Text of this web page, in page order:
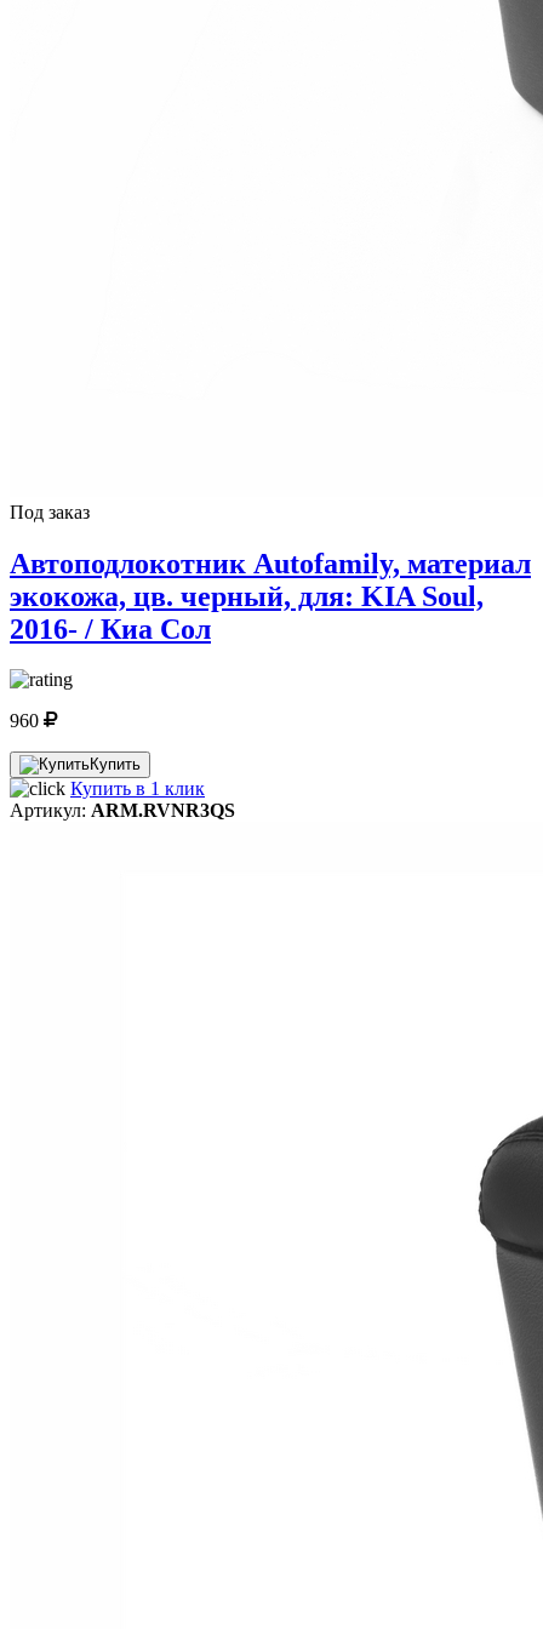
Под заказ
Автоподлокотник Autofamily, материал
экокожа, цв. черный, для: KIA Soul,
2016- / Киа Сол
960
Купить
Купить в 1 клик
Артикул: ARM.RVNR3QS